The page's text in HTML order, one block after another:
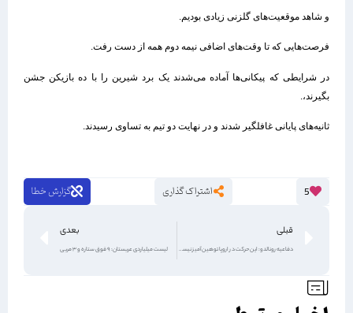
و شاهد موقعیت‌های گلزنی زیادی بودیم.
فرصت‌هایی که تا وقت‌های اضافی نیمه دوم همه از دست رفت.
در شرایطی که پیکانی‌ها آماده می‌شدند یک برد شیرین را با ده بازیکن جشن
بگیرند،.
ثانیه‌های پایانی غافلگیر شدند و در نهایت دو تیم به تساوی رسیدند.
5 اشتراک گذاری گزارش خطا
قبلی
دفاعیه رونالدو: این حرکت در اروپا توهین‌آمیز نیست!‏
بعدی
لیست میلیاردی عربستان: 9 فوق ستاره و 3 مربی